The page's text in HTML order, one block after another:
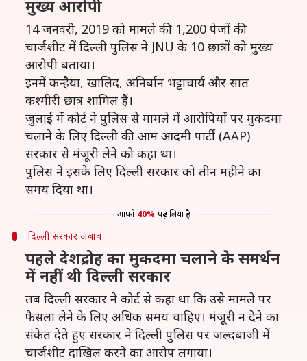
मुख्य आरोपी
14 जनवरी, 2019 को मामले की 1,200 पेजों की
चार्जशीट में दिल्ली पुलिस ने JNU के 10 छात्रों को मुख्य
आरोपी बताया।
इनमें कन्हैया, खालिद, अनिर्बान भट्टाचार्य और सात
कश्मीरी छात्र शामिल हैं।
जुलाई में कोर्ट ने पुलिस से मामले में आरोपियों पर मुकदमा
चलाने के लिए दिल्ली की आम आदमी पार्टी (AAP)
सरकार से मंजूरी लेने को कहा था।
पुलिस ने इसके लिए दिल्ली सरकार को तीन महीने का
समय दिया था।
आपने 40% पढ़ लिया है
दिल्ली सरकार जबाव
पहले देशद्रोह का मुकदमा चलाने के समर्थन
में नहीं थी दिल्ली सरकार
तब दिल्ली सरकार ने कोर्ट से कहा था कि उसे मामले पर
फैसला लेने के लिए अधिक समय चाहिए। मंजूरी न देने का
संकेत देते हुए सरकार ने दिल्ली पुलिस पर जल्दबाजी में
चार्जशीट दाखिल करने का आरोप लगाया।